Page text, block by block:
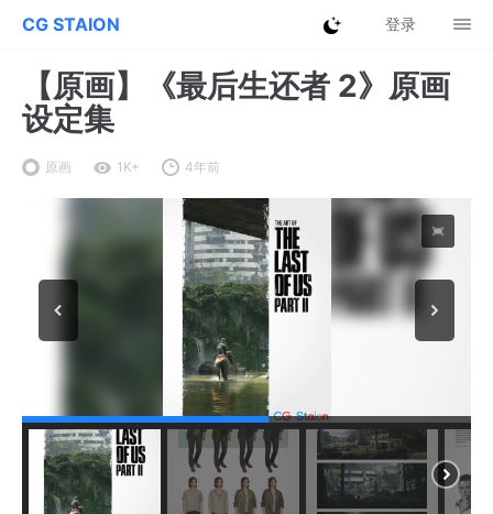
CG STAION 登录
【原画】《最后生还者 2》原画
设定集
原画 1K+ 4年前